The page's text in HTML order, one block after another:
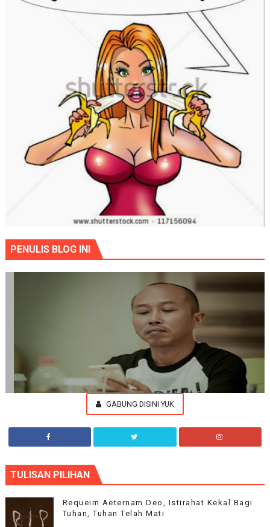
PENULIS BLOG INI
Aplha Blog
Our flagship theme is highly customizable through the options
panel, so you can modify the design, layout and typography.
GABUNG DISINI YUK
TULISAN PILIHAN
Requeim Aeternam Deo, Istirahat Kekal Bagi
Tuhan, Tuhan Telah Mati